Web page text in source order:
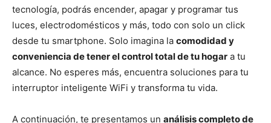
tecnología, podrás encender, apagar y programar tus
luces, electrodomésticos y más, todo con solo un click
desde tu smartphone. Solo imagina la comodidad y
conveniencia de tener el control total de tu hogar a tu
alcance. No esperes más, encuentra soluciones para tu
interruptor inteligente WiFi y transforma tu vida.
A continuación, te presentamos un análisis completo de